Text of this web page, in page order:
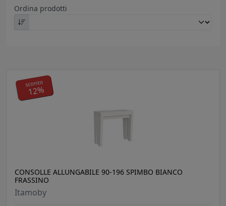
Ordina prodotti
CONSOLLE ALLUNGABILE 90-196 SPIMBO BIANCO
FRASSINO
Itamoby
sconto
12%